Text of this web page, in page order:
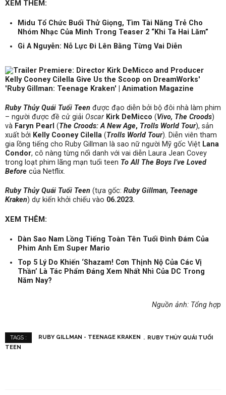
XEM THÊM:
Midu Tổ Chức Buổi Thử Giọng, Tìm Tài Năng Trẻ Cho
Nhóm Nhạc Của Mình Trong Teaser 2 “Khi Ta Hai Lăm”
Gi A Nguyễn: Nỗ Lực Đi Lên Bằng Từng Vai Diễn
Ruby Thủy Quái Tuổi Teen được đạo diễn bởi bộ đôi nhà làm phim
– người được đề cử giải Oscar Kirk DeMicco (Vivo, The Croods)
và Faryn Pearl (The Croods: A New Age, Trolls World Tour), sản
xuất bởi Kelly Cooney Cilella (Trolls World Tour). Diễn viên tham
gia lồng tiếng cho Ruby Gillman là sao nữ người Mỹ gốc Việt Lana
Condor, cô nàng từng nổi danh với vai diễn Laura Jean Covey
trong loạt phim lãng mạn tuổi teen To All The Boys I’ve Loved
Before của Netflix.
Ruby Thủy Quái Tuổi Teen (tựa gốc: Ruby Gillman, Teenage
Kraken) dự kiến khởi chiếu vào 06.2023.
XEM THÊM:
Dàn Sao Nam Lồng Tiếng Toàn Tên Tuổi Đình Đám Của
Phim Anh Em Super Mario
Top 5 Lý Do Khiến ‘Shazam! Cơn Thịnh Nộ Của Các Vị
Thần’ Là Tác Phẩm Đáng Xem Nhất Nhì Của DC Trong
Năm Nay?
Nguồn ảnh: Tổng hợp
TAGS : RUBY GILLMAN - TEENAGE KRAKEN
RUBY THỦY QUÁI TUỔI
TEEN